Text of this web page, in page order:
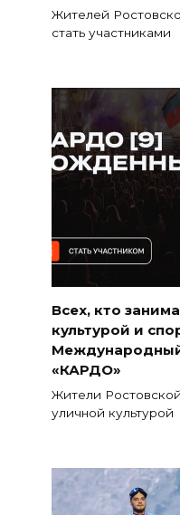
Жителей
стать участниками
Всех, кто
культурой и
«КАРДО»
Жители
уличной культурой